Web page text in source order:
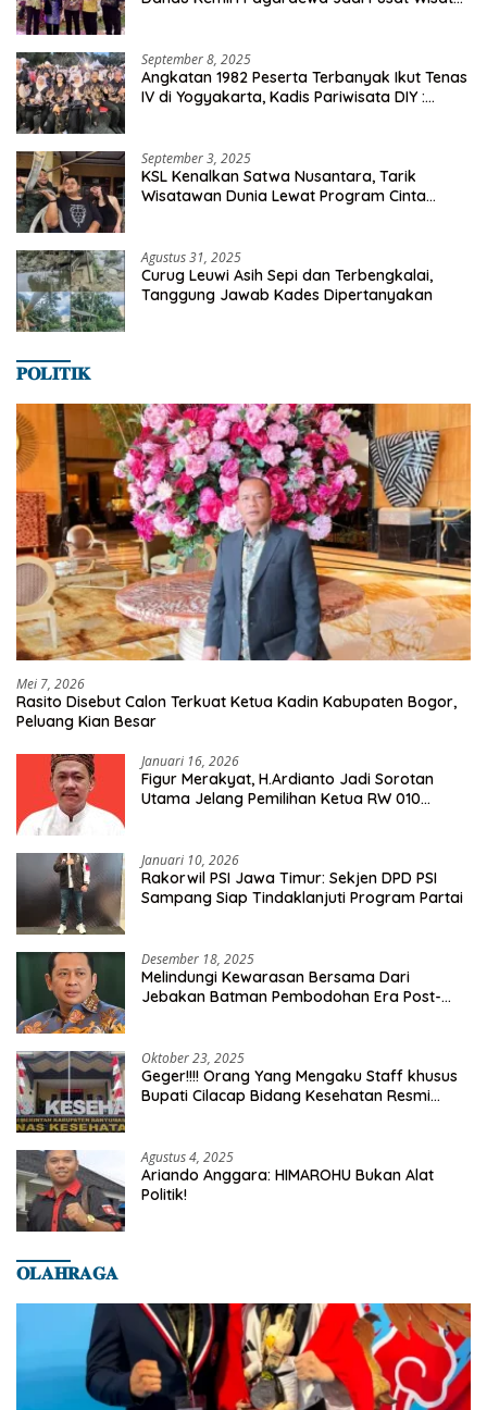
September 8, 2025
Angkatan 1982 Peserta Terbanyak Ikut Tenas
IV di Yogyakarta, Kadis Pariwisata DIY :
September 3, 2025
KSL Kenalkan Satwa Nusantara, Tarik
Wisatawan Dunia Lewat Program Cinta
Agustus 31, 2025
Curug Leuwi Asih Sepi dan Terbengkalai,
Tanggung Jawab Kades Dipertanyakan
𝐏𝐎𝐋𝐈𝐓𝐈𝐊
Mei 7, 2026
Rasito Disebut Calon Terkuat Ketua Kadin Kabupaten Bogor,
Peluang Kian Besar
Januari 16, 2026
Figur Merakyat, H.Ardianto Jadi Sorotan
Utama Jelang Pemilihan Ketua RW 010
Januari 10, 2026
Rakorwil PSI Jawa Timur: Sekjen DPD PSI
Sampang Siap Tindaklanjuti Program Partai
Desember 18, 2025
Melindungi Kewarasan Bersama Dari
Jebakan Batman Pembodohan Era Post-
Oktober 23, 2025
Geger!!!! Orang Yang Mengaku Staff khusus
Bupati Cilacap Bidang Kesehatan Resmi
Agustus 4, 2025
Ariando Anggara: HIMAROHU Bukan Alat
Politik!
𝐎𝐋𝐀𝐇𝐑𝐀𝐆𝐀